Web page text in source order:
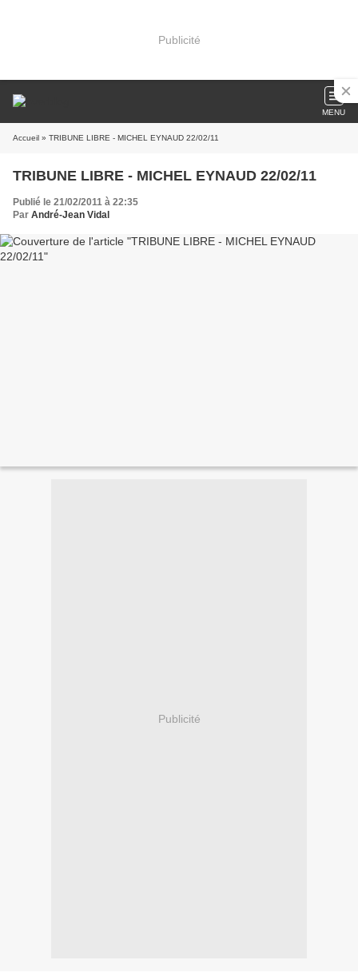
Publicité
MENU
Accueil » TRIBUNE LIBRE - MICHEL EYNAUD 22/02/11
TRIBUNE LIBRE - MICHEL EYNAUD 22/02/11
Publié le 21/02/2011 à 22:35
Par André-Jean Vidal
Publicité